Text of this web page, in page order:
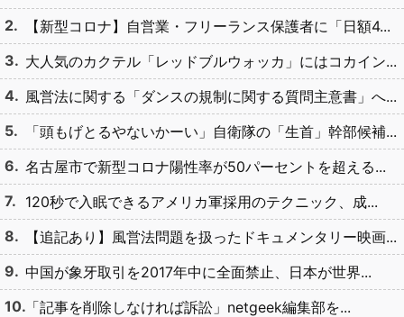
【新型コロナ】自営業・フリーランス保護者に「日額4...
大人気のカクテル「レッドブルウォッカ」にはコカイン...
風営法に関する「ダンスの規制に関する質問主意書」へ...
「頭もげとるやないかーい」自衛隊の「生首」幹部候補...
名古屋市で新型コロナ陽性率が50パーセントを超える...
120秒で入眠できるアメリカ軍採用のテクニック、成...
【追記あり】風営法問題を扱ったドキュメンタリー映画...
中国が象牙取引を2017年中に全面禁止、日本が世界...
「記事を削除しなければ訴訟」netgeek編集部を...